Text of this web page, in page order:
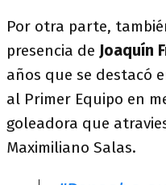
Por otra parte,
presencia de Joaquín
años que se destacó
al Primer Equipo en
goleadora que
Maximiliano Salas.